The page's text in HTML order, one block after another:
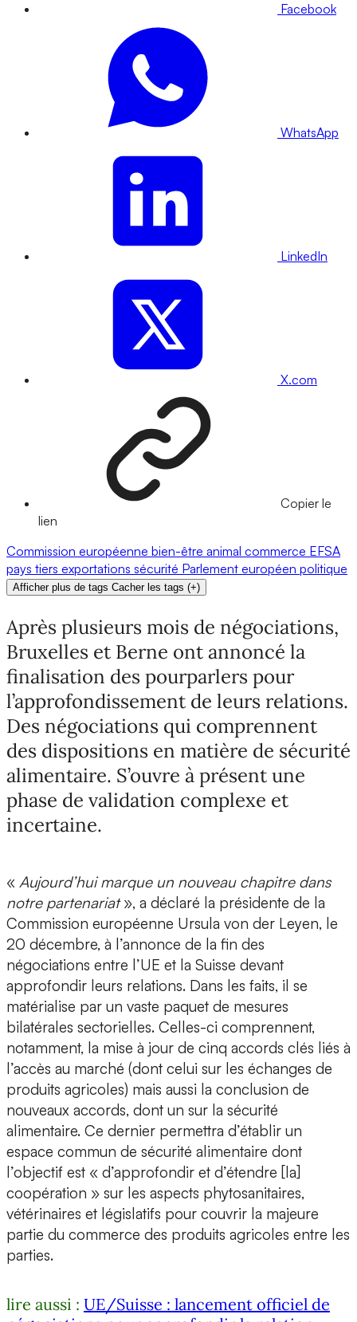
Facebook
WhatsApp
LinkedIn
X.com
Copier le
lien
Commission européenne bien-être animal commerce EFSA
pays tiers exportations sécurité Parlement européen politique
Afficher plus de tags Cacher les tags (+)
Après plusieurs mois de négociations,
Bruxelles et Berne ont annoncé la
finalisation des pourparlers pour
l’approfondissement de leurs relations.
Des négociations qui comprennent
des dispositions en matière de sécurité
alimentaire. S’ouvre à présent une
phase de validation complexe et
incertaine.
« Aujourd’hui marque un nouveau chapitre dans
notre partenariat», a déclaré la présidente de la
Commission européenne Ursula von der Leyen, le
20 décembre, à l’annonce de la fin des
négociations entre l’UE et la Suisse devant
approfondir leurs relations. Dans les faits, il se
matérialise par un vaste paquet de mesures
bilatérales sectorielles. Celles-ci comprennent,
notamment, la mise à jour de cinq accords clés liés à
l’accès au marché (dont celui sur les échanges de
produits agricoles) mais aussi la conclusion de
nouveaux accords, dont un sur la sécurité
alimentaire. Ce dernier permettra d’établir un
espace commun de sécurité alimentaire dont
l’objectif est « d’approfondir et d’étendre [la]
coopération » sur les aspects phytosanitaires,
vétérinaires et législatifs pour couvrir la majeure
partie du commerce des produits agricoles entre les
parties.
lire aussi : UE/Suisse : lancement officiel de